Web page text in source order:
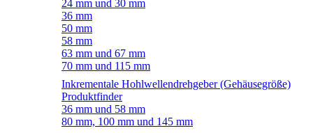
24 mm und 30 mm
36 mm
50 mm
58 mm
63 mm und 67 mm
70 mm und 115 mm
Inkrementale Hohlwellendrehgeber (Gehäusegröße)
Produktfinder
36 mm und 58 mm
80 mm, 100 mm und 145 mm